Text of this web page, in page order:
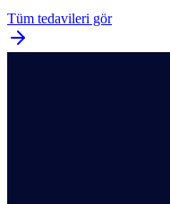
Tüm tedavileri gör